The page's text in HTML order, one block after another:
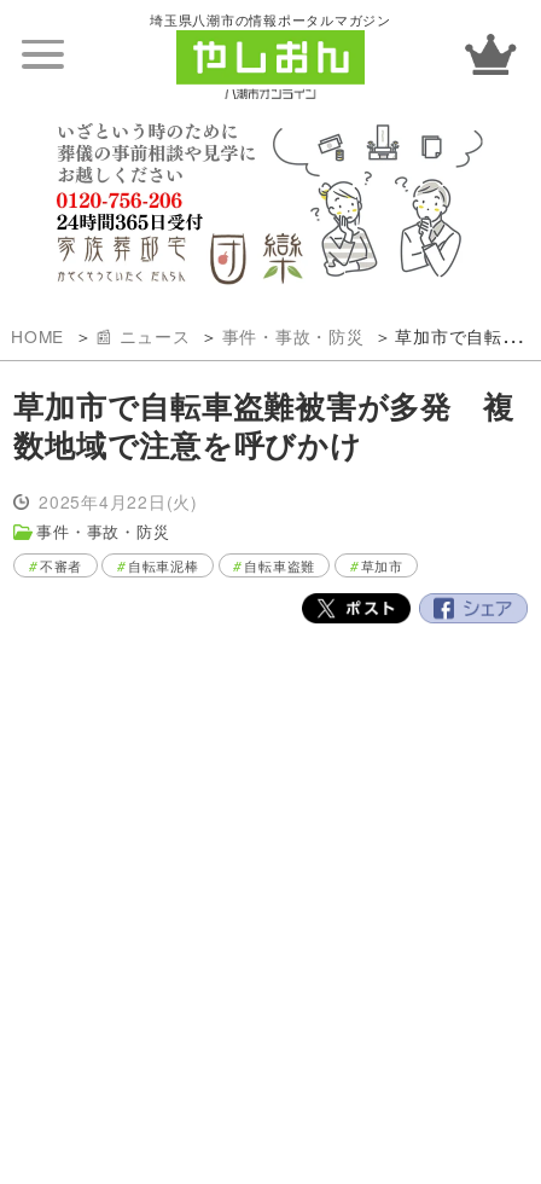
埼玉県八潮市の情報ポータルマガジン
HOME 📰 ニュース 事件・事故・防災 草加市で自転車盗難被害が多発 複数地域で注意を呼びかけ
草加市で自転車盗難被害が多発 複
数地域で注意を呼びかけ
2025年4月22日(火)
事件・事故・防災
不審者 自転車泥棒 自転車盗難 草加市